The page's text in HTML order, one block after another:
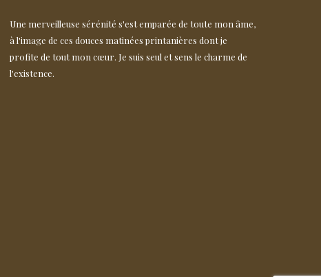
Une merveilleuse sérénité s'est emparée de toute mon âme,
à l'image de ces douces matinées printanières dont je
profite de tout mon cœur. Je suis seul et sens le charme de
l'existence.